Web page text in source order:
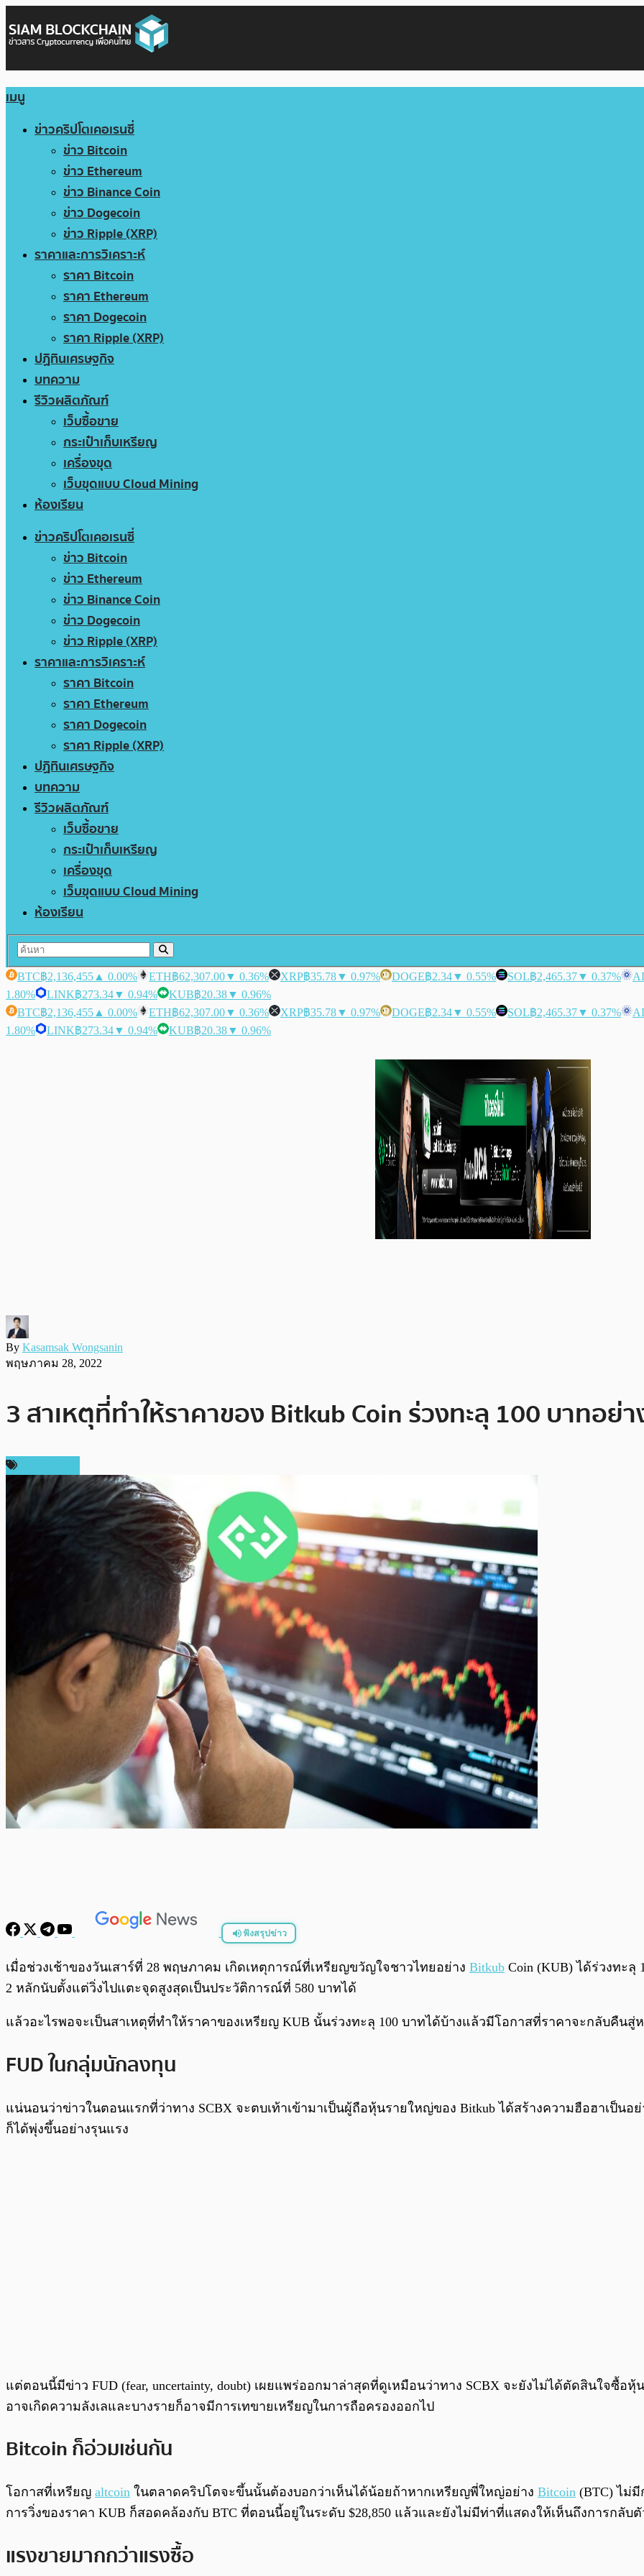
เมนู
ข่าวคริปโตเคอเรนซี่
ข่าว Bitcoin
ข่าว Ethereum
ข่าว Binance Coin
ข่าว Dogecoin
ข่าว Ripple (XRP)
ราคาและการวิเคราะห์
ราคา Bitcoin
ราคา Ethereum
ราคา Dogecoin
ราคา Ripple (XRP)
ปฏิทินเศรษฐกิจ
บทความ
รีวิวผลิตภัณฑ์
เว็บซื้อขาย
กระเป๋าเก็บเหรียญ
เครื่องขุด
เว็บขุดแบบ Cloud Mining
ห้องเรียน
ข่าวคริปโตเคอเรนซี่
ข่าว Bitcoin
ข่าว Ethereum
ข่าว Binance Coin
ข่าว Dogecoin
ข่าว Ripple (XRP)
ราคาและการวิเคราะห์
ราคา Bitcoin
ราคา Ethereum
ราคา Dogecoin
ราคา Ripple (XRP)
ปฏิทินเศรษฐกิจ
บทความ
รีวิวผลิตภัณฑ์
เว็บซื้อขาย
กระเป๋าเก็บเหรียญ
เครื่องขุด
เว็บขุดแบบ Cloud Mining
ห้องเรียน
BTC฿2,136,455 ▲ 0.00% ETH฿62,307.00▼ 0.36% XRP฿35.78▼ 0.97% DOGE฿2.34▼ 0.55% SOL฿2,465.37▼ 0.37%
1.80%
LINK฿273.34▼ 0.94% KUB฿20.38▼ 0.96%
BTC฿2,136,455 ▲ 0.00% ETH฿62,307.00▼ 0.36% XRP฿35.78▼ 0.97% DOGE฿2.34▼ 0.55% SOL฿2,465.37▼ 0.37%
1.80%
LINK฿273.34▼ 0.94% KUB฿20.38▼ 0.96%
By Kasamsak Wongsanin
พฤษภาคม 28, 2022
3 สาเหตุที่ทำให้ราคาของ Bitkub Coin ร่วงทะลุ 100 บาทอย่
ฟังสรุปข่าว
พร้อมเล่น
เมื่อช่วงเช้าของวันเสาร์ที่ 28 พฤษภาคม เกิดเหตุการณ์ที่เหรียญขวัญใจชาวไทยอย่าง Bitkub Coin (KUB) ได้ร่วงทะลุ
2 หลักนับตั้งแต่วิ่งไปแตะจุดสูงสุดเป็นประวัติการณ์ที่ 580 บาทได้
แล้วอะไรพอจะเป็นสาเหตุที่ทำให้ราคาของเหรียญ KUB นั้นร่วงทะลุ 100 บาทได้บ้างแล้วมีโอกาสที่ราคาจะกลับคืน
FUD ในกลุ่มนักลงทุน
แน่นอนว่าข่าวในตอนแรกที่ว่าทาง SCBX จะตบเท้าเข้ามาเป็นผู้ถือหุ้นรายใหญ่ของ Bitkub ได้สร้างความฮือฮาเป็น
ก็ได้พุ่งขึ้นอย่างรุนแรง
แต่ตอนนี้มีข่าว FUD (fear, uncertainty, doubt) เผยแพร่ออกมาล่าสุดที่ดูเหมือนว่าทาง SCBX จะยังไม่ได้ตัดสินใจซื้
อาจเกิดความลังเลและบางรายก็อาจมีการเทขายเหรียญในการถือครองออกไป
Bitcoin ก็อ่วมเช่นกัน
โอกาสที่เหรียญ altcoin ในตลาดคริปโตจะขึ้นนั้นต้องบอกว่าเห็นได้น้อยถ้าหากเหรียญพี่ใหญ่อย่าง Bitcoin (BTC) ไม่
การวิ่งของราคา KUB ก็สอดคล้องกับ BTC ที่ตอนนี้อยู่ในระดับ $28,850 แล้วและยังไม่มีท่าที่แสดงให้เห็นถึงการกลับ
แรงขายมากกว่าแรงซื้อ